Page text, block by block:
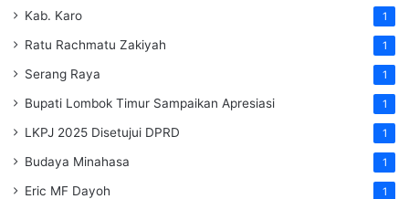
Kab. Karo 1
Ratu Rachmatu Zakiyah 1
Serang Raya 1
Bupati Lombok Timur Sampaikan Apresiasi 1
LKPJ 2025 Disetujui DPRD 1
Budaya Minahasa 1
Eric MF Dayoh 1